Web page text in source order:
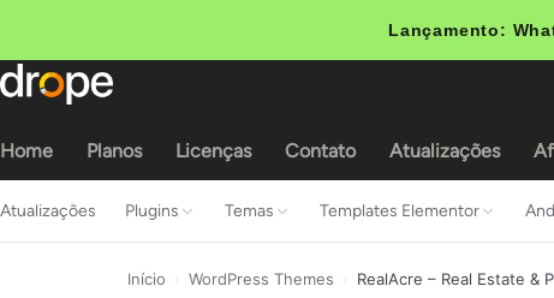
Lançamento:
Home Planos Licenças Contato Atualizações
Atualizações Plugins Temas Templates Elementor
Início WordPress Themes RealAcre – Real Estate &